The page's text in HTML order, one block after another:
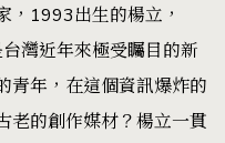
，1993出生的楊立，
灣近年來極受矚目的新
青年，在這個資訊爆炸的
老的創作媒材？楊立一貫